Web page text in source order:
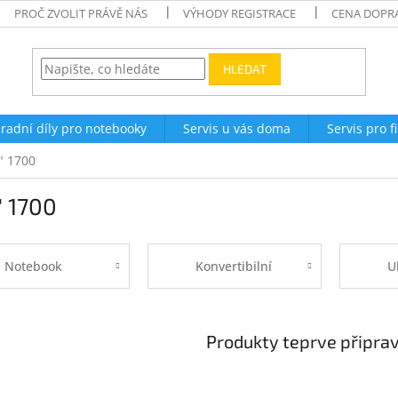
PROČ ZVOLIT PRÁVĚ NÁS VÝHODY REGISTRACE CENA
HLEDAT
díly pro notebooky Servis u vás doma Servis pro
1700
1700
Notebook Konvertibilní
Produkty teprve